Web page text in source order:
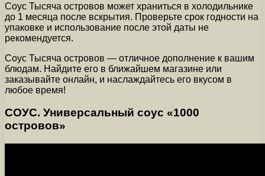
Соус Тысяча островов может храниться в холодильнике
до 1 месяца после вскрытия. Проверьте срок годности на
упаковке и использование после этой даты не
рекомендуется.
Соус Тысяча островов — отличное дополнение к вашим
блюдам. Найдите его в ближайшем магазине или
заказывайте онлайн, и наслаждайтесь его вкусом в
любое время!
СОУС. Универсальный соус «1000
островов»